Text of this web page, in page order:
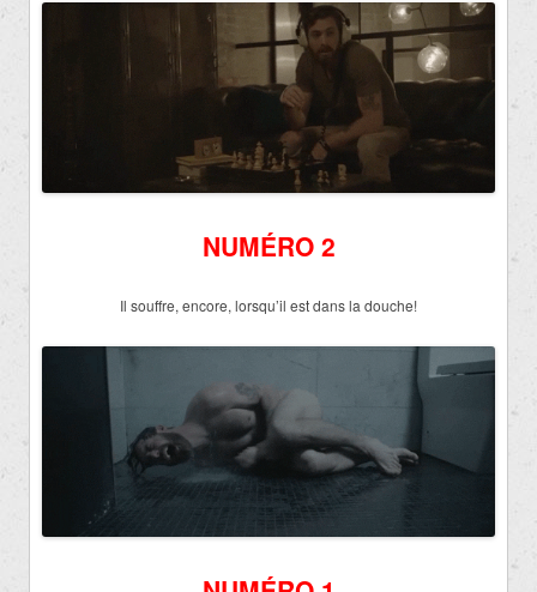
NUMÉRO 2
Il souffre, encore, lorsqu’il est dans la douche!